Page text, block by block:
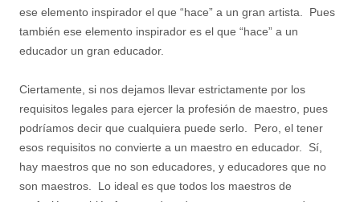
ese elemento inspirador el que “hace” a un gran artista. Pues
también ese elemento inspirador es el que “hace” a un
educador un gran educador.
Ciertamente, si nos dejamos llevar estrictamente por los
requisitos legales para ejercer la profesión de maestro, pues
podríamos decir que cualquiera puede serlo. Pero, el tener
esos requisitos no convierte a un maestro en educador. Sí,
hay maestros que no son educadores, y educadores que no
son maestros. Lo ideal es que todos los maestros de